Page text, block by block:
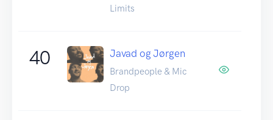
Limits
40 Javad og Jørgen
Brandpeople & Mic
Drop